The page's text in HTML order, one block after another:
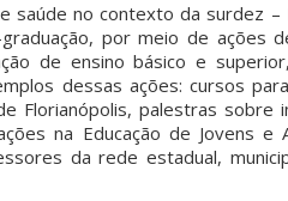
saúde no contexto da surdez
por meio de ações
de ensino básico e
dessas ações: cursos
Florianópolis, palestras sobre
na Educação de Jovens e
da rede estadual,